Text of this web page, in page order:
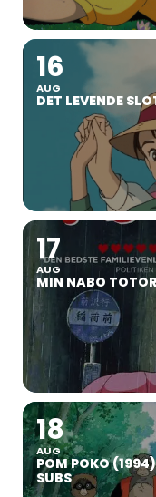
16
AUG
DET LEVENDE
17
AUG
MIN NABO
18
AUG
POM POKO
SUBS